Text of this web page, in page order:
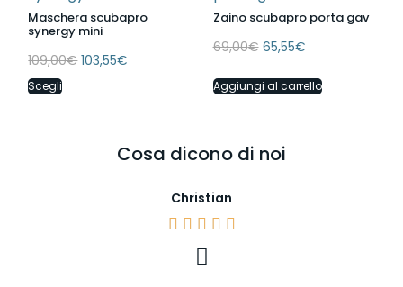
Maschera scubapro
synergy mini
109,00€ 103,55€
Scegli
Zaino scubapro porta gav
69,00€ 65,55€
Aggiungi al carrello
Cosa dicono di noi
Christian
    